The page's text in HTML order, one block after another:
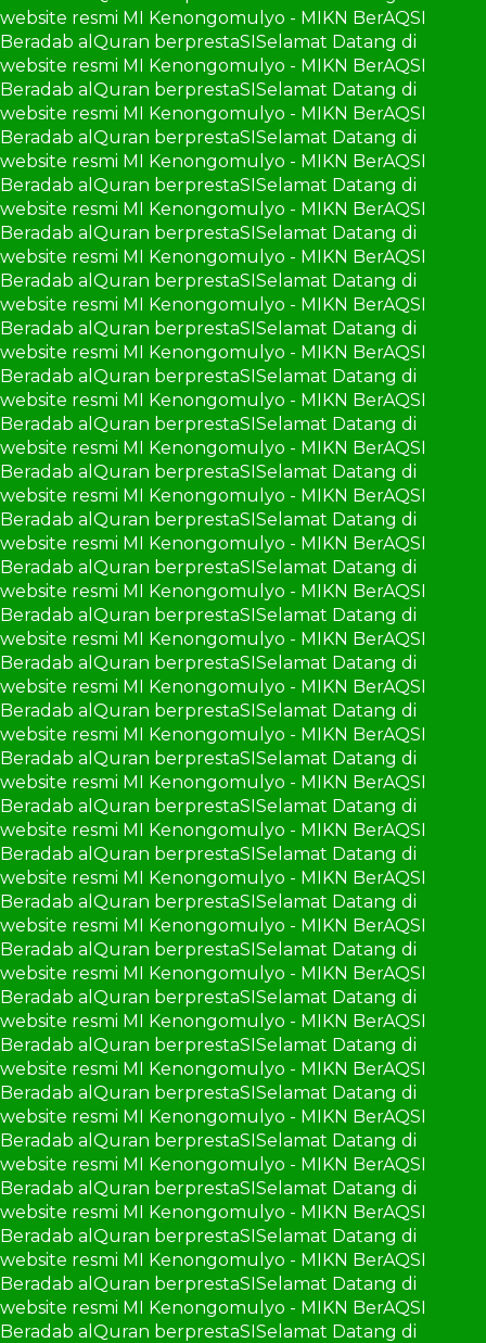
website resmi MI Kenongomulyo - MIKN BerAQSI
Beradab alQuran berprestaSISelamat Datang di
website resmi MI Kenongomulyo - MIKN BerAQSI
Beradab alQuran berprestaSISelamat Datang di
website resmi MI Kenongomulyo - MIKN BerAQSI
Beradab alQuran berprestaSISelamat Datang di
website resmi MI Kenongomulyo - MIKN BerAQSI
Beradab alQuran berprestaSISelamat Datang di
website resmi MI Kenongomulyo - MIKN BerAQSI
Beradab alQuran berprestaSISelamat Datang di
website resmi MI Kenongomulyo - MIKN BerAQSI
Beradab alQuran berprestaSISelamat Datang di
website resmi MI Kenongomulyo - MIKN BerAQSI
Beradab alQuran berprestaSISelamat Datang di
website resmi MI Kenongomulyo - MIKN BerAQSI
Beradab alQuran berprestaSISelamat Datang di
website resmi MI Kenongomulyo - MIKN BerAQSI
Beradab alQuran berprestaSISelamat Datang di
website resmi MI Kenongomulyo - MIKN BerAQSI
Beradab alQuran berprestaSISelamat Datang di
website resmi MI Kenongomulyo - MIKN BerAQSI
Beradab alQuran berprestaSISelamat Datang di
website resmi MI Kenongomulyo - MIKN BerAQSI
Beradab alQuran berprestaSISelamat Datang di
website resmi MI Kenongomulyo - MIKN BerAQSI
Beradab alQuran berprestaSISelamat Datang di
website resmi MI Kenongomulyo - MIKN BerAQSI
Beradab alQuran berprestaSISelamat Datang di
website resmi MI Kenongomulyo - MIKN BerAQSI
Beradab alQuran berprestaSISelamat Datang di
website resmi MI Kenongomulyo - MIKN BerAQSI
Beradab alQuran berprestaSISelamat Datang di
website resmi MI Kenongomulyo - MIKN BerAQSI
Beradab alQuran berprestaSISelamat Datang di
website resmi MI Kenongomulyo - MIKN BerAQSI
Beradab alQuran berprestaSISelamat Datang di
website resmi MI Kenongomulyo - MIKN BerAQSI
Beradab alQuran berprestaSISelamat Datang di
website resmi MI Kenongomulyo - MIKN BerAQSI
Beradab alQuran berprestaSISelamat Datang di
website resmi MI Kenongomulyo - MIKN BerAQSI
Beradab alQuran berprestaSISelamat Datang di
website resmi MI Kenongomulyo - MIKN BerAQSI
Beradab alQuran berprestaSISelamat Datang di
website resmi MI Kenongomulyo - MIKN BerAQSI
Beradab alQuran berprestaSISelamat Datang di
website resmi MI Kenongomulyo - MIKN BerAQSI
Beradab alQuran berprestaSISelamat Datang di
website resmi MI Kenongomulyo - MIKN BerAQSI
Beradab alQuran berprestaSISelamat Datang di
website resmi MI Kenongomulyo - MIKN BerAQSI
Beradab alQuran berprestaSISelamat Datang di
website resmi MI Kenongomulyo - MIKN BerAQSI
Beradab alQuran berprestaSISelamat Datang di
website resmi MI Kenongomulyo - MIKN BerAQSI
Beradab alQuran berprestaSISelamat Datang di